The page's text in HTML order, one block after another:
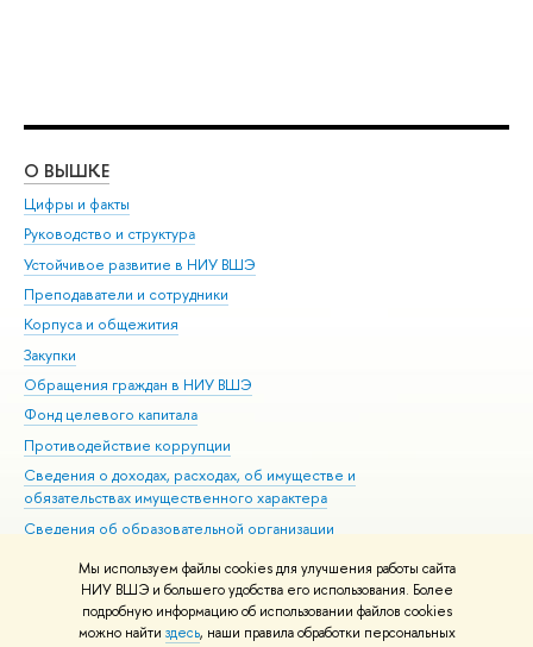
Мы используем файлы cookies для улучшения работы сайта
НИУ ВШЭ и большего удобства его использования. Более
подробную информацию об использовании файлов cookies
можно найти здесь, наши правила обработки персональных
О ВЫШКЕ
Цифры и факты
Руководство и структура
Устойчивое развитие в НИУ ВШЭ
Преподаватели и сотрудники
Корпуса и общежития
Закупки
Обращения граждан в НИУ ВШЭ
Фонд целевого капитала
Противодействие коррупции
Сведения о доходах, расходах, об имуществе и
обязательствах имущественного характера
Сведения об образовательной организации
Людям с ограниченными возможностями здоровья
Единая платежная страница
Работа в Вышке